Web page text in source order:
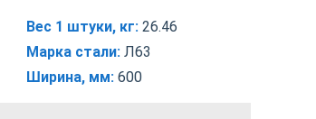
Вес 1 штуки, кг: 26.46
Марка стали: Л63
Ширина, мм: 600